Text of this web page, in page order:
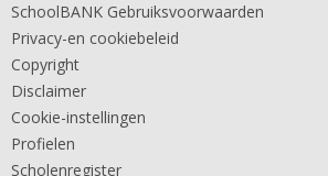
SchoolBANK Gebruiksvoorwaarden
Privacy-en cookiebeleid
Copyright
Disclaimer
Cookie-instellingen
Profielen
Scholenregister